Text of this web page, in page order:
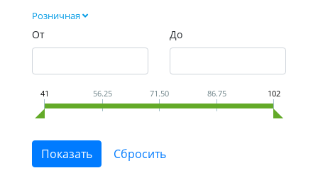
Розничная
От До
41 56.25 71.50 86.75 102